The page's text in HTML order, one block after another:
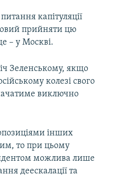
капітуляції
прийняти цю
– у Москві.
Зеленському, якщо
колезі свого
виключно
інших
то при цьому
можлива лише
деескалації та